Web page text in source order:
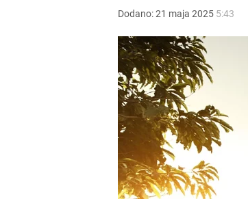
Dodano:21 maja 2025 5:43